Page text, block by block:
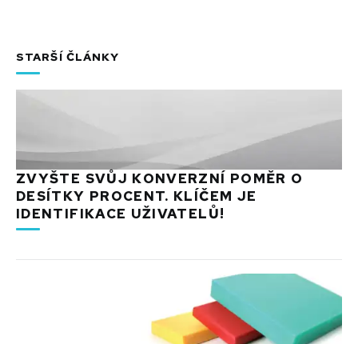
STARŠÍ ČLÁNKY
ZVYŠTE SVŮJ KONVERZNÍ POMĚR O
DESÍTKY PROCENT. KLÍČEM JE
IDENTIFIKACE UŽIVATELŮ!